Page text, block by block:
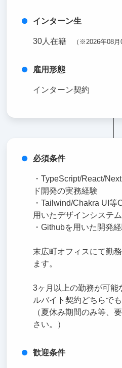
インターン生
30人在籍 （※2026年08月
雇用形態
インターン契約
必須条件
・TypeScript/React/
ド開発の実務経験
・Tailwind/Chakra UI
用いたデザインシステ
・Githubを用いた開発
末広町オフィスにて勤
ます。
3ヶ月以上の勤務が可能
ルバイト契約どちらで
（夏休み期間のみ等、
さい。）
歓迎条件